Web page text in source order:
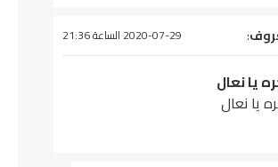
: 2020-07-29 الساعة 21:36
يا نعال
يا نعال